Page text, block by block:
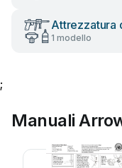
Attrezzatura
1 modello
;
Manuali